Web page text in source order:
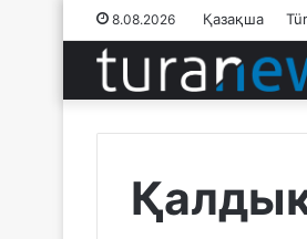
8.08.2026 Қазақша